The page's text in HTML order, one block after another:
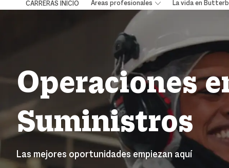
CARRERAS INICIO Áreas profesionales La vida en
Operaciones
Suministros
Las mejores oportunidades empiezan aquí